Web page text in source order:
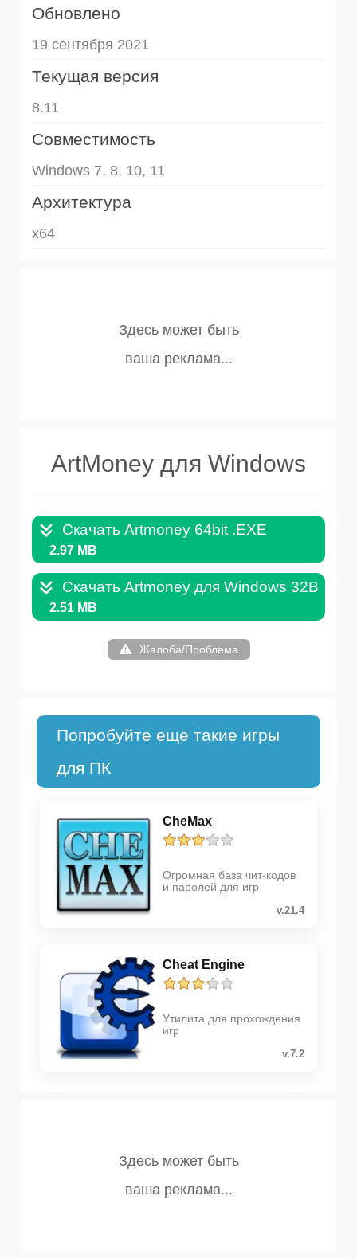
Обновлено
19 сентября 2021
Текущая версия
8.11
Совместимость
Windows 7, 8, 10, 11
Архитектура
x64
ArtMoney для Windows
Скачать Artmoney 64bit .EXE
2.97 MB
Скачать Artmoney для Windows 32Bit
2.51 MB
Жалоба/Проблема
Попробуйте еще такие игры
для ПК
CheMax
Огромная база чит-кодов
и паролей для игр
v.21.4
Cheat Engine
Утилита для прохождения
игр
v.7.2